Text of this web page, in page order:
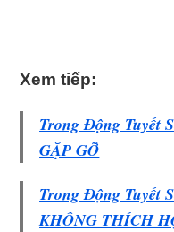
Xem tiếp:
Trong Động Tuyết
GẶP GỠ
Trong Động Tuyết
KHÔNG THÍCH